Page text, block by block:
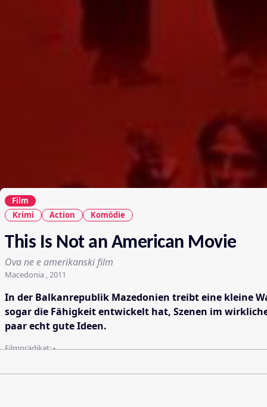
Film
Krimi
Action Komödie
This Is Not an American Movie
Ova ne e amerikanski film
Macedonia , 2011
In der Balkanrepublik Mazedonien treibt eine kleine
sogar die Fähigkeit entwickelt hat, Szenen im
paar echt gute Ideen.
Filmprädikat:-